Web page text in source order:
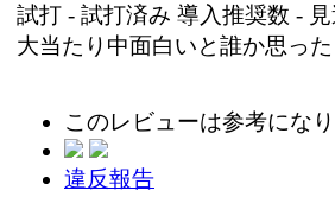
試打 - 試打済み 導入推奨数 -
大当たり中面白いと誰か思った
このレビューは参考にな
違反報告